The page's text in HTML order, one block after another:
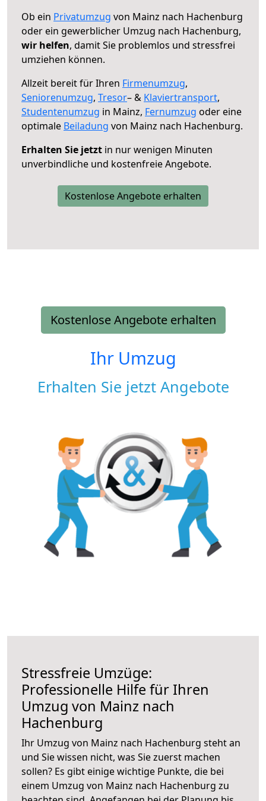
Ob ein Privatumzug von Mainz nach Hachenburg
oder ein gewerblicher Umzug nach Hachenburg,
wir helfen, damit Sie problemlos und stressfrei
umziehen können.
Allzeit bereit für Ihren Firmenumzug,
Seniorenumzug, Tresor– & Klaviertransport,
Studentenumzug in Mainz, Fernumzug oder eine
optimale Beiladung von Mainz nach Hachenburg.
Erhalten Sie jetzt in nur wenigen Minuten
unverbindliche und kostenfreie Angebote.
Kostenlose Angebote erhalten
Kostenlose Angebote erhalten
Ihr Umzug
Erhalten Sie jetzt Angebote
Stressfreie Umzüge:
Professionelle Hilfe für Ihren
Umzug von Mainz nach
Hachenburg
Ihr Umzug von Mainz nach Hachenburg steht an
und Sie wissen nicht, was Sie zuerst machen
sollen? Es gibt einige wichtige Punkte, die bei
einem Umzug von Mainz nach Hachenburg zu